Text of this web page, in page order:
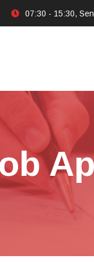
07:30 - 15:30,